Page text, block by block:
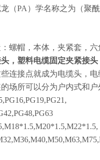
（PA ）学名称之为（聚
螺帽，本体，夹紧套，
，塑料电缆固定夹紧接头
连接点就成为电缆头，
场所可以分为户内式和户